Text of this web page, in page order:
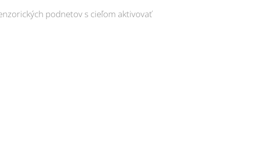
podnetov s cieľom aktivovať